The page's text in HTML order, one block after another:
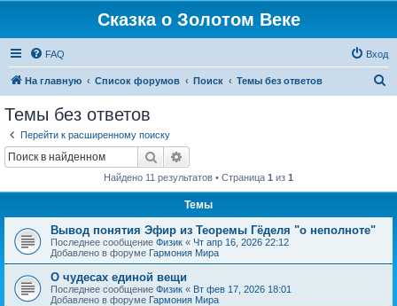
Сказка о Золотом Веке
FAQ Вход
На главную Список форумов Поиск Темы без ответов
Темы без ответов
Перейти к расширенному поиску
Поиск
Найдено 11 результатов • Страница 1 из 1
Темы
Вывод понятия Эфир из Теоремы Гёделя "о неполноте"
Последнее сообщение Физик « Чт апр 16, 2026 22:12
Добавлено в форуме Гармония Мира
О чудесах единой вещи
Последнее сообщение Физик « Вт фев 17, 2026 18:01
Добавлено в форуме Гармония Мира